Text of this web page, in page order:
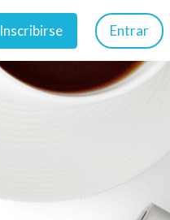
Inscribirse Entrar